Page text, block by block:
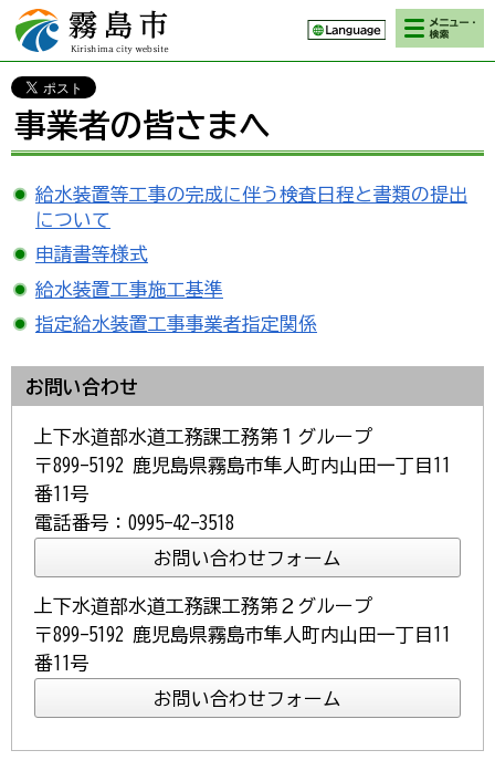
霧島市 Kirishima
city website
検索・メニ
ュー
事業者の皆さまへ
給水装置等工事の完成に伴う検査日程と書類の提出
について
申請書等様式
給水装置工事施工基準
指定給水装置工事事業者指定関係
お問い合わせ
上下水道部水道工務課工務第１グループ
〒899-5192 鹿児島県霧島市隼人町内山田一丁目11
番11号
電話番号：0995-42-3518
上下水道部水道工務課工務第２グループ
〒899-5192 鹿児島県霧島市隼人町内山田一丁目11
番11号